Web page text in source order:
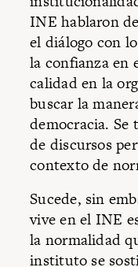
INE hablaron
el diálogo con
la confianza en
calidad en la
buscar la
democracia.
de discursos
contexto de
Sucede, sin
vive en el INE
la normalidad
instituto se